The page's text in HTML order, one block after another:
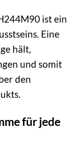
ist ein
Eine
hält,
und somit
den
für jede